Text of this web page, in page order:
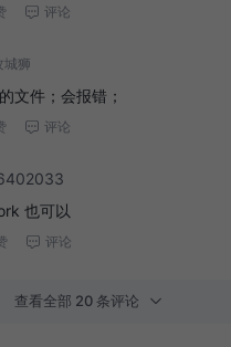
评论
城狮
文件；会报错；
评论
也可以
评论
查看全部 20 条评论